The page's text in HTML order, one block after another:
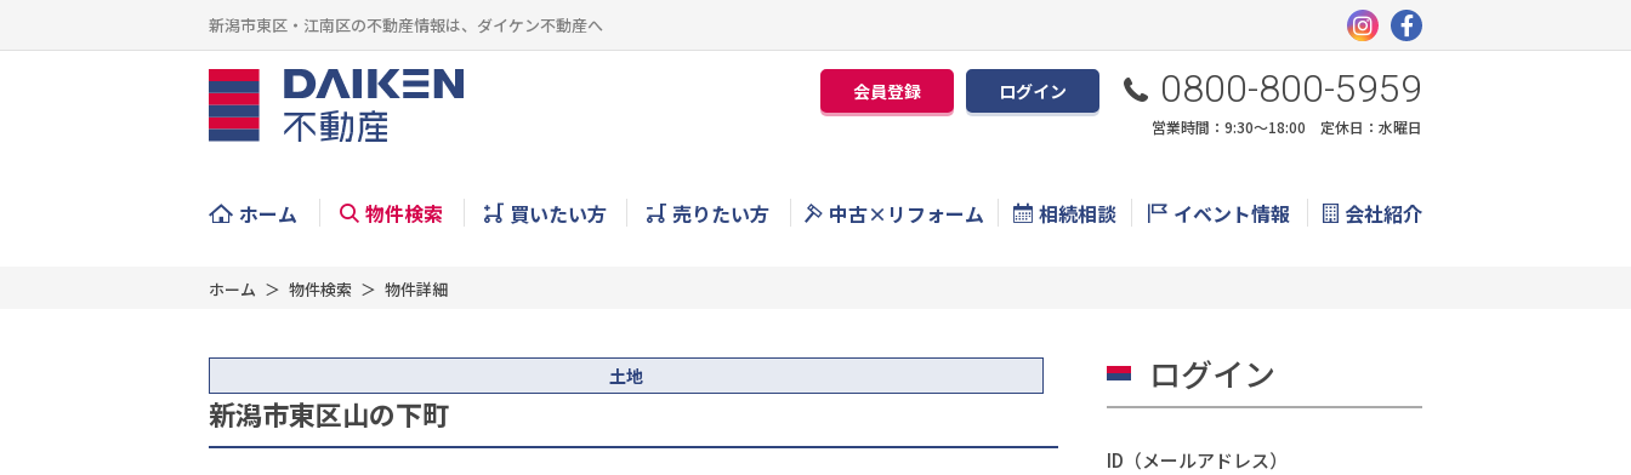
新潟市東区・江南区の不動産情報は、ダイケン不動産へ
会員登録 ログイン 0800-800-5959
営業時間：9:30〜18:00 定休日：水曜日
ホーム 物件検索 買いたい方 売りたい方 中古×リフォーム 相続相談 イベント情報 会社紹介
ホーム 物件検索 物件詳細
土地
新潟市東区山の下町
ログイン
ID（メールアドレス）